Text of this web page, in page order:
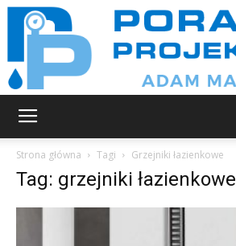
Strona główna Tagi Grzejniki łazienkowe
Tag: grzejniki łazienkowe